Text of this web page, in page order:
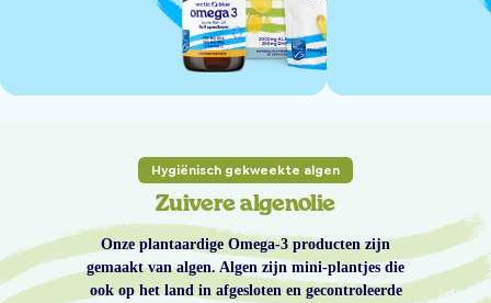
Hygiënisch gekweekte algen
Zuivere algenolie
Onze plantaardige Omega-3 producten zijn
gemaakt van algen. Algen zijn mini-plantjes die
ook op het land in afgesloten en gecontroleerde